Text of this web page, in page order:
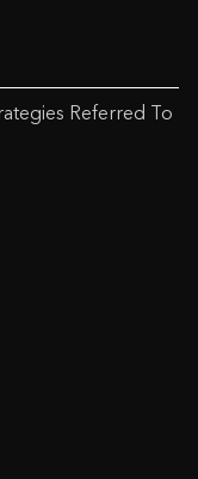
Referred To